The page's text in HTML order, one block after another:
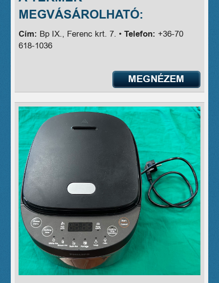
MEGVÁSÁROLHATÓ:
Cím: Bp IX., Ferenc krt. 7. •Telefon: +36-70
618-1036
MEGNÉZEM